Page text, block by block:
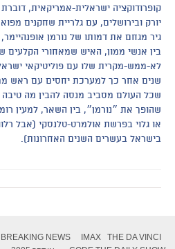
קופרודוקציה ישראלית-אמריקאית,
יורק ובירושלים, עם גלריית שחקנים
גיר מגחם את דמותו של נורמן
בין אנשי ממון, האיש שמאחורי הקלעים
לא-ממש-מקרית שלו עם פוליטיקאי
שנים אחר כך למערכת יחסים עם ראש
שכל העולם מסביב מנסה להבין מה
שהופך את ״נורמן״, בין השאר, למעין
או גלוי בפרשת אולמרט-טלנסקי (אבל
בישראל בעשרים השנים האחרונות).
BREAKING NEWS IMAX
THE DA VINCI